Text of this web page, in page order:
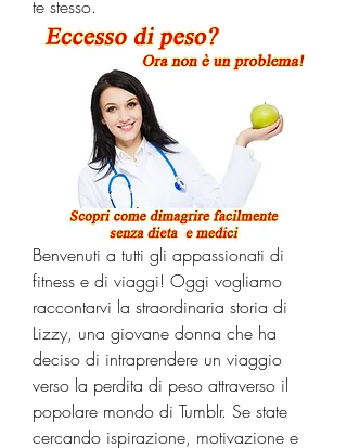
te stesso.
Benvenuti a tutti gli appassionati di
fitness e di viaggi! Oggi vogliamo
raccontarvi la straordinaria storia di
Lizzy, una giovane donna che ha
deciso di intraprendere un viaggio
verso la perdita di peso attraverso il
popolare mondo di Tumblr. Se state
cercando ispirazione, motivazione e